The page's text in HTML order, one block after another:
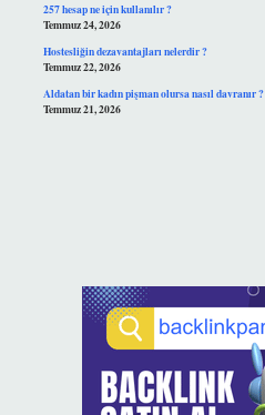
257 hesap ne için kullanılır ?
Temmuz 24, 2026
Hostesliğin dezavantajları nelerdir ?
Temmuz 22, 2026
Aldatan bir kadın pişman olursa nasıl davranır ?
Temmuz 21, 2026